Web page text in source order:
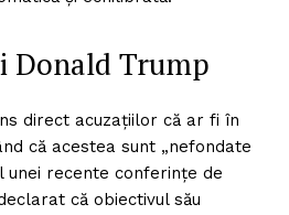
Donald Trump
direct acuzațiilor că ar fi în
că acestea sunt „nefondate
unei recente conferințe de
că obiectivul său